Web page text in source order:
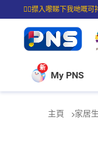
☝🏼㩒入嚟睇下我哋嘅可
⭐購物滿$399即享免
新
My PNS
主頁 家居